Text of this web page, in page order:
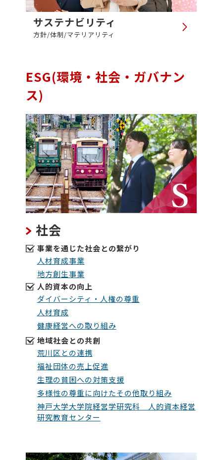
サステナビリティ
方針/体制/マテリアリティ
ESG(環境・社会・ガバナン
ス)
社会
事業を通じた社会との繋がり
人材育成事業
地方創生事業
人的資本の向上
ダイバーシティ・人権の尊重
人材育成
健康経営への取り組み
地域社会との共創
荒川区との連携
福祉団体の売上促進
生理の貧困への対策支援
多様性の尊重に向けたその他取り組み
神戸大学大学院経営学研究科 人的資本経営
研究教育センター